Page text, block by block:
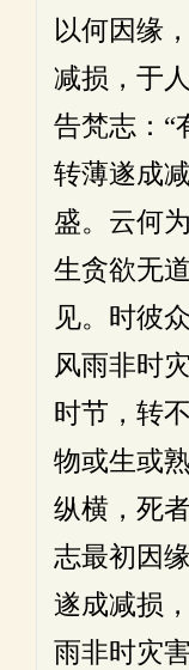
以何因缘
减损，于
告梵志：“
转薄遂成
盛。云何
生贪欲无
见。时彼
风雨非时
时节，转
物或生或
纵横，死
志最初因
遂成减损
雨非时灾